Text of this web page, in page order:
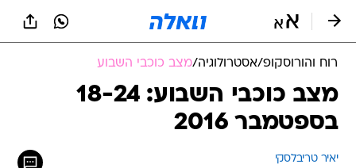
רוח והורוסקופ/אסטרולוגיה/מצב כוכבי השבוע
מצב כוכבי השבוע: 18-24
בספטמבר 2016
יאיר טריבלסקי